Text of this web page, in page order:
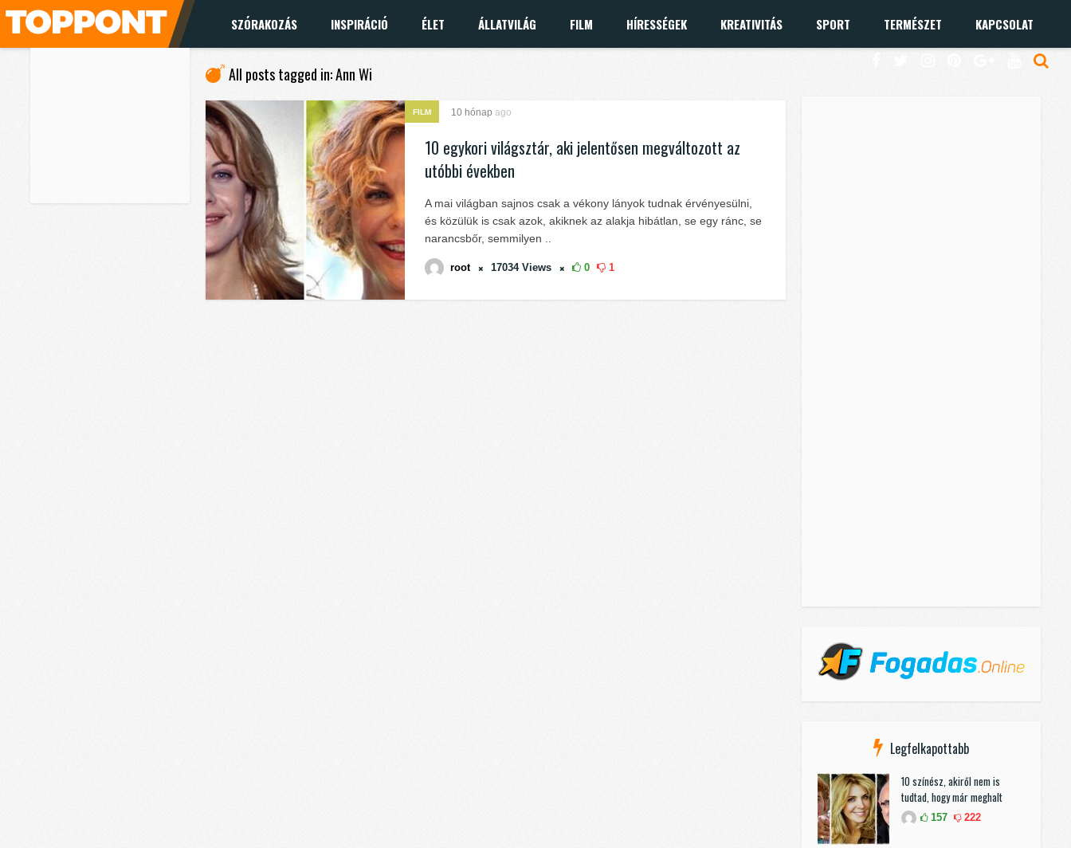
SZÓRAKOZÁS INSPIRÁCIÓ ÉLET ÁLLATVILÁG FILM HÍRESSÉGEK KREATIVITÁS SPORT TERMÉSZET KAPCSOLAT
All posts tagged in: Ann Wi
FILM 10 hónap ago
10 egykori világsztár, aki jelentősen megváltozott az
utóbbi években
A mai világban sajnos csak a vékony lányok tudnak érvényesülni,
és közülük is csak azok, akiknek az alakja hibátlan, se egy ránc, se
narancsbőr, semmilyen ..
root 17034 Views 0 1
Legfelkapottabb
10 színész, akiről nem is
tudtad, hogy már meghalt
157 222